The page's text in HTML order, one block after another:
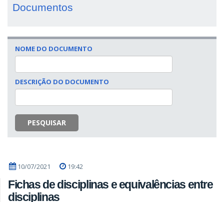
Documentos
NOME DO DOCUMENTO
DESCRIÇÃO DO DOCUMENTO
PESQUISAR
10/07/2021 19:42
Fichas de disciplinas e equivalências entre
disciplinas